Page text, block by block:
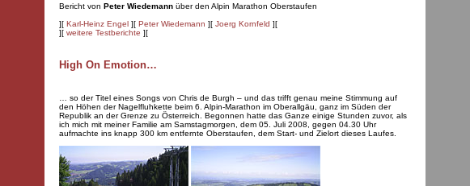
Bericht von Peter Wiedemann über den Alpin Marathon Oberstaufen
][ Karl-Heinz Engel ][ Peter Wiedemann ][ Joerg Kornfeld ][
][ weitere Testberichte ][
High On Emotion…
… so der Titel eines Songs von Chris de Burgh – und das trifft genau meine Stimmung auf
den Höhen der Nagelfluhkette beim 6. Alpin-Marathon im Oberallgäu, ganz im Süden der
Republik an der Grenze zu Österreich. Begonnen hatte das Ganze einige Stunden zuvor, als
ich mich mit meiner Familie am Samstagmorgen, dem 05. Juli 2008, gegen 04.30 Uhr
aufmachte ins knapp 300 km entfernte Oberstaufen, dem Start- und Zielort dieses Laufes.